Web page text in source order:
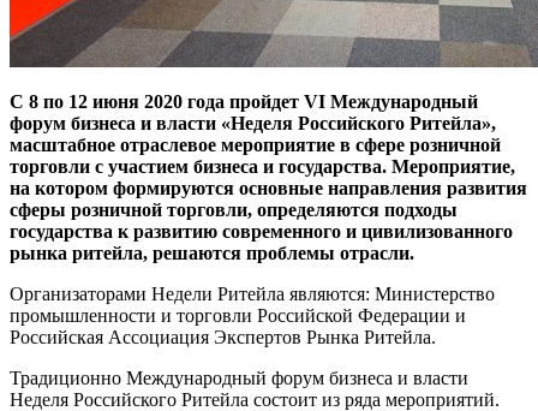
С 8 по 12 июня 2020 года пройдет VI Международный
форум бизнеса и власти «Неделя Российского Ритейла»,
масштабное отраслевое мероприятие в сфере розничной
торговли с участием бизнеса и государства. Мероприятие,
на котором формируются основные направления развития
сферы розничной торговли, определяются подходы
государства к развитию современного и цивилизованного
рынка ритейла, решаются проблемы отрасли.
Организаторами Недели Ритейла являются: Министерство
промышленности и торговли Российской Федерации и
Российская Ассоциация Экспертов Рынка Ритейла.
Традиционно Международный форум бизнеса и власти
Неделя Российского Ритейла состоит из ряда мероприятий.